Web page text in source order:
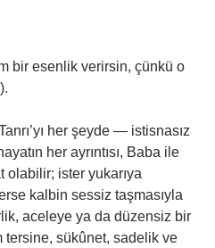
bir esenlik verirsin, çünkü o
her şeyde — istisnasız
her ayrıntısı, Baba ile
olabilir; ister yukarıya
kalbin sessiz taşmasıyla
aceleye ya da düzensiz bir
tersine, sükûnet, sadelik ve